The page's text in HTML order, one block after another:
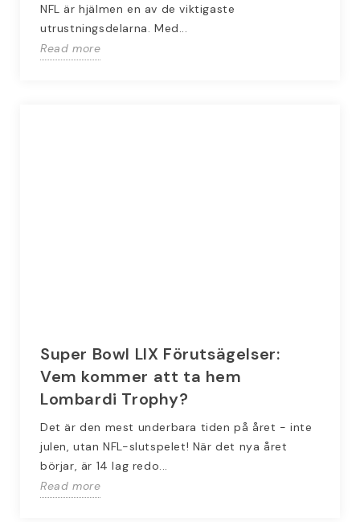
NFL är hjälmen en av de viktigaste
utrustningsdelarna. Med...
Read more
Super Bowl LIX Förutsägelser:
Vem kommer att ta hem
Lombardi Trophy?
Det är den mest underbara tiden på året - inte
julen, utan NFL-slutspelet! När det nya året
börjar, är 14 lag redo...
Read more